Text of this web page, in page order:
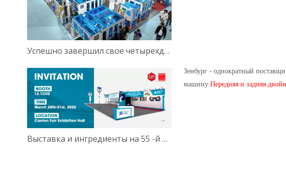
Успешно завершил свое четырехдневное участие!
Выставка и ингредиенты на 55 -й 2025 году в Китае Гуанчжоу.
Зенбург - однократный
машину:Передняя и задняя